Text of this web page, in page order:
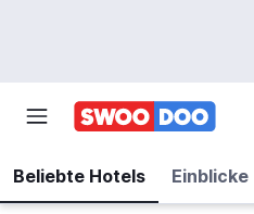
Beliebte Hotels Einblicke